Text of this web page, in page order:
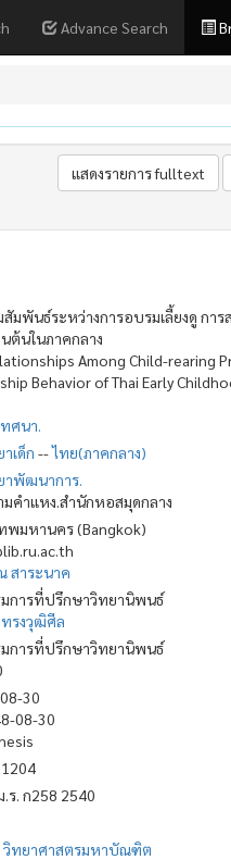
Advance Search
มพันธ์ระหว่างการอบรมเลี้ยงดู ก
ต้นในภาคกลาง
Among Child-rearing
Behavior of Thai Early
ศนา.
เด็ก --ไทย(ภาคกลาง)
าพัฒนาการ.
คำแหง.สำนักหอสมุดกลาง
พมหานคร (Bangkok)
สาระนาค
การที่ปรึกษาวิทยานิพนธ์
รงวุฒิศีล
การที่ปรึกษาวิทยานิพนธ์
30
08-30
.ร. ก258 2540
วิทยาศาสตรมหาบัณฑิต